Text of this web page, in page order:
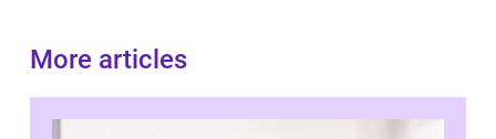
More articles